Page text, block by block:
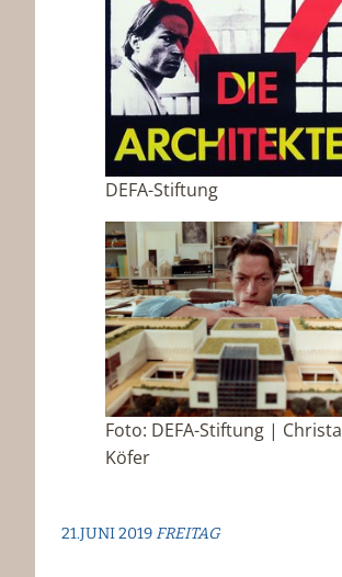
DEFA-Stiftung
Foto: DEFA-Stiftung | Christa
Köfer
21.JUNI 2019FREITAG